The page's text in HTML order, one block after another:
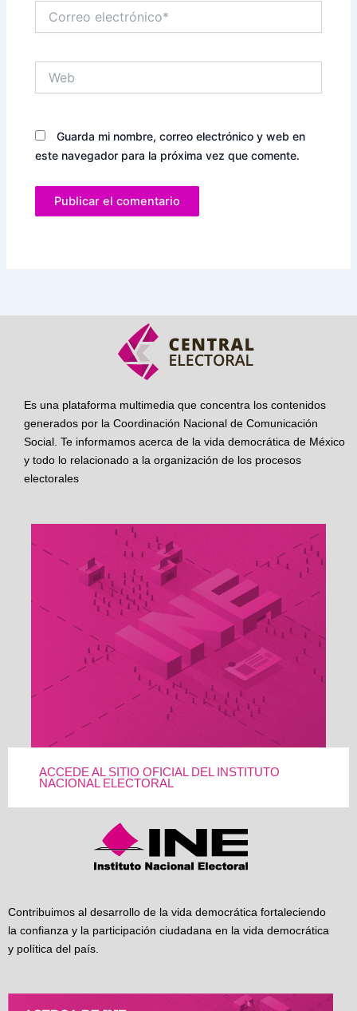
electrónico*
Guarda mi nombre, correo electrónico y web en
este navegador para la próxima vez que comente.
Es una plataforma multimedia que concentra los contenidos
generados por la Coordinación Nacional de Comunicación
Social. Te informamos acerca de la vida democrática de México
y todo lo relacionado a la organización de los procesos
electorales
ACCEDE AL SITIO OFICIAL DEL INSTITUTO
NACIONAL ELECTORAL
Contribuimos al desarrollo de la vida democrática fortaleciendo
la confianza y la participación ciudadana en la vida democrática
y política del país.